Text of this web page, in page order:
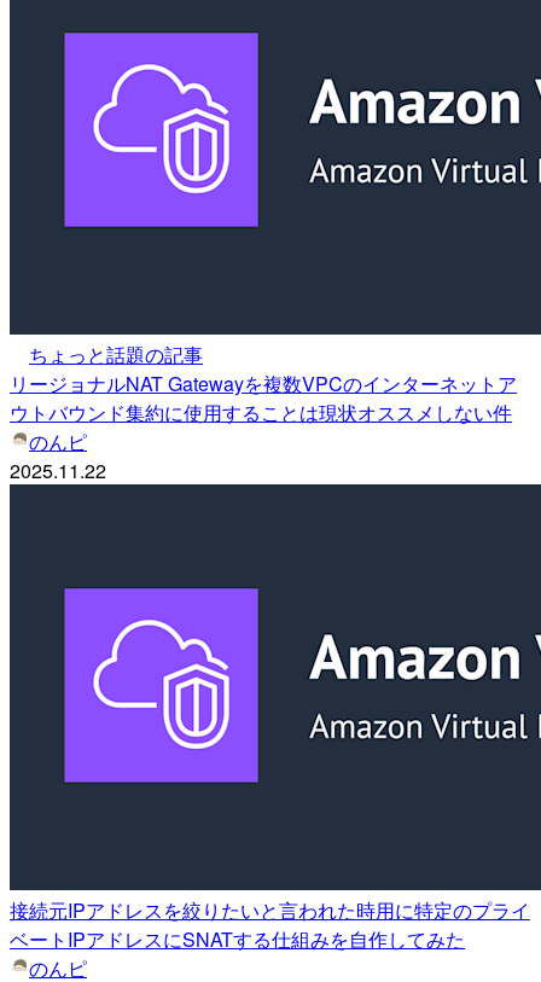
ちょっと話題の記事
リージョナルNAT Gatewayを複数VPCのインターネットア
ウトバウンド集約に使用することは現状オススメしない件
のんピ
2025.11.22
接続元IPアドレスを絞りたいと言われた時用に特定のプライ
ベートIPアドレスにSNATする仕組みを自作してみた
のんピ